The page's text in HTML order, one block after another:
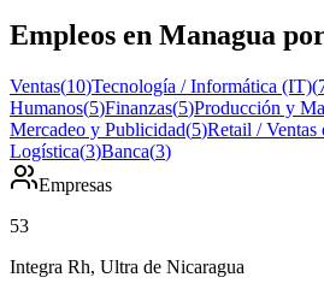
Empleos en Managua
Ventas(10)Tecnología / Informática (IT)(
Humanos(5)Finanzas(5)Producción y
Mercadeo y Publicidad(5)Retail / Ventas
Logística(3)Banca(3)
Empresas
53
Integra Rh, Ultra de Nicaragua